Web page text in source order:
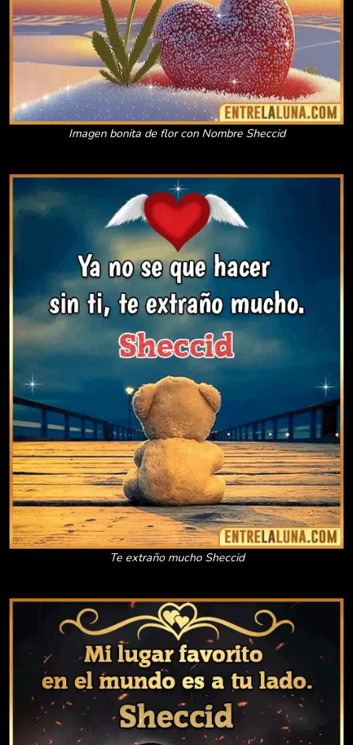
Imagen bonita de flor con Nombre Sheccid
Te extraño mucho Sheccid